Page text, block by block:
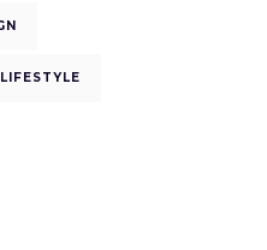
LIFESTYLE